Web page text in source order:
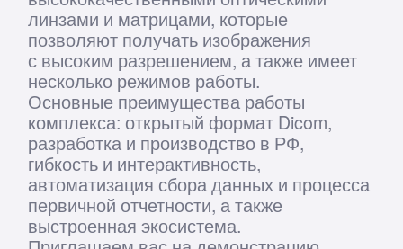
Дата: 15 декабря
Время: с 15:00 до 17:00
Формат: Очно
Место: Институт общественного
здоровья им. Ф. Ф. Эрисмана, (ул.
Большая Пироговская, д. 2, стр. 2, 2
этаж).
Сеченовский Университет презентовал
роботизированный микроскоп
RoboScope